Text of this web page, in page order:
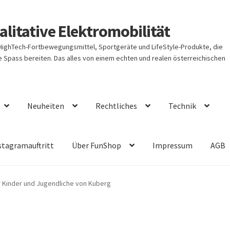
Elektromobilität
Fortbewegungsmittel, Sportgeräte und LifeStyle-Produkte, die
bereiten. Das alles von einem echten und realen österreichischen
Neuheiten Rechtliches Technik
Über FunShop Impressum AGB
und Jugendliche von Kuberg